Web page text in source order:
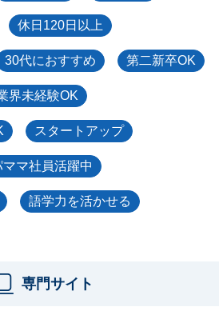
休日120日以上
30代におすすめ 第二新卒OK
界未経験OK
スタートアップ
ママ社員活躍中
語学力を活かせる
専門サイト